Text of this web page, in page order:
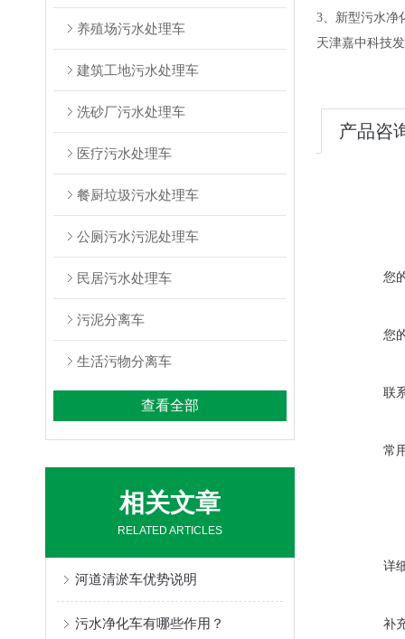
养殖场污水处理车
建筑工地污水处理车
洗砂厂污水处理车
医疗污水处理车
餐厨垃圾污水处理车
公厕污水污泥处理车
民居污水处理车
污泥分离车
生活污物分离车
查看全部
相关文章
RELATED ARTICLES
河道清淤车优势说明
污水净化车有哪些作用？
3、新型污水净
天津嘉中科技
产品咨
您
您
联
常
详
补